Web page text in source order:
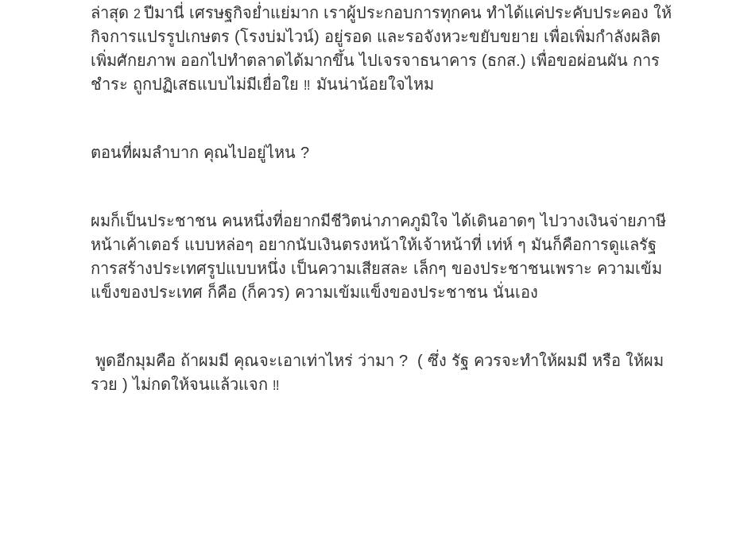
ล่าสุด 2 ปีมานี่ เศรษฐกิจย่ำแย่มาก เราผู้ประกอบการทุกคน ทำได้แค่ประคับประคอง ให้
กิจการแปรรูปเกษตร (โรงบ่มไวน์) อยู่รอด และรอจังหวะขยับขยาย เพื่อเพิ่มกำลังผลิต
เพิ่มศักยภาพ ออกไปทำตลาดได้มากขึ้น ไปเจรจาธนาคาร (ธกส.) เพื่อขอผ่อนผัน การ
ชำระ ถูกปฏิเสธแบบไม่มีเยื่อใย !! มันน่าน้อยใจไหม
ตอนที่ผมลำบาก คุณไปอยู่ไหน ?
ผมก็เป็นประชาชน คนหนึ่งที่อยากมีชีวิตน่าภาคภูมิใจ ได้เดินอาดๆ ไปวางเงินจ่ายภาษี
หน้าเค้าเตอร์ แบบหล่อๆ อยากนับเงินตรงหน้าให้เจ้าหน้าที่ เท่ห์ ๆ มันก็คือการดูแลรัฐ
การสร้างประเทศรูปแบบหนึ่ง เป็นความเสียสละ เล็กๆ ของประชาชนเพราะ ความเข้ม
แข็งของประเทศ ก็คือ (ก็ควร) ความเข้มแข็งของประชาชน นั่นเอง
พูดอีกมุมคือ ถ้าผมมี คุณจะเอาเท่าไหร่ ว่ามา ? ( ซึ่ง รัฐ ควรจะทำให้ผมมี หรือ ให้ผม
รวย ) ไม่กดให้จนแล้วแจก !!